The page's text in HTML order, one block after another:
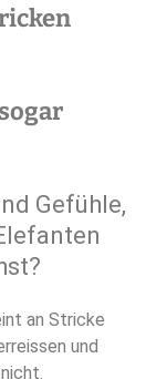
Gefühle,
an Stricke
und